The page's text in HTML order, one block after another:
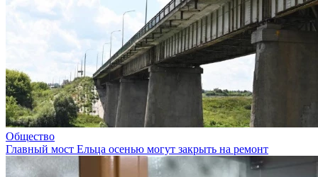
Общество
Главный мост Ельца осенью могут закрыть на ремонт